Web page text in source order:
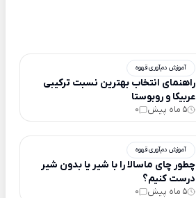
آموزش دم‌آوری قهوه
راهنمای انتخاب بهترین نسبت ترکیبی
عربیکا و روبوستا
5 ماه پیش 0
آموزش دم‌آوری قهوه
چطور چای ماسالا را با شیر یا بدون شیر
درست کنیم؟
5 ماه پیش 0